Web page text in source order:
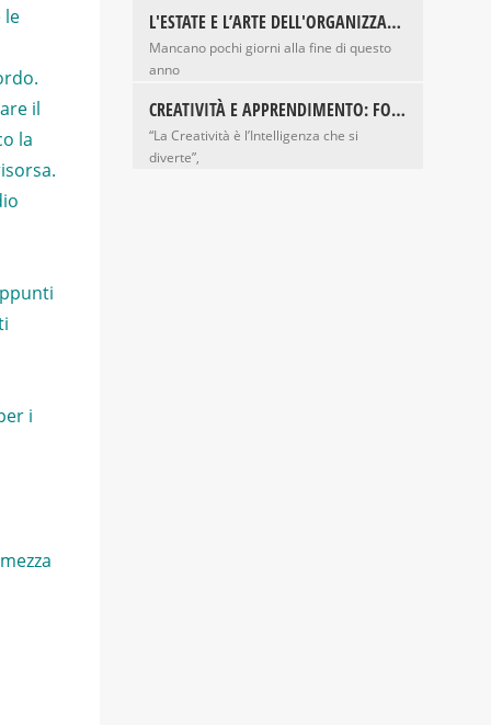
le
il
la
i
L'ESTATE E L’ARTE DELL'ORGANIZZAZIONE TRA GLI 8 E I 16 ANNI
Mancano pochi giorni alla fine di questo
anno
CREATIVITÀ E APPRENDIMENTO: FORSE NON SAPEVI CHE...
“La Creatività è l’Intelligenza che si
diverte”,